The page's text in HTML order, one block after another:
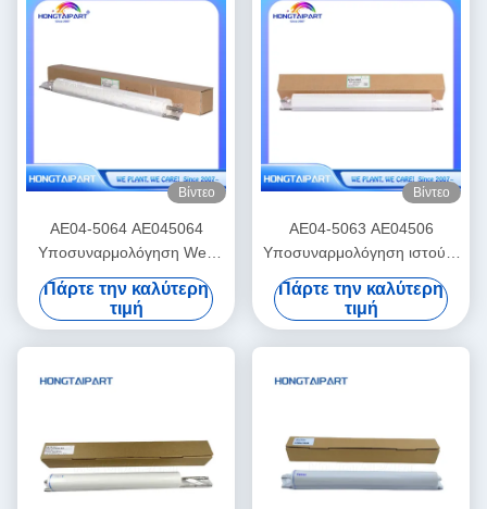
Βίντεο
AE04-5064 AE045064
Υποσυναρμολόγηση Web
για την μονάδα καθαρισμού
Ricoh Pro C7100 C7100s
C7100sx C7100x C7110
C7110S C7110SX C7110X
Πάρτε την καλύτερη
τιμή
Βίντεο
AE04-5063 AE04506
Υποσυναρμολόγηση ιστού 3
Για την Ricoh PRO C9100
C9200 αντιγραφιστή ιστού
HONGTAIPART
Πάρτε την καλύτερη
τιμή